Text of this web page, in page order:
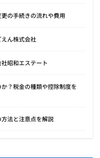
の手続きの流れや費用
ん株式会社
昭和エステート
？税金の種類や控除制度を
法と注意点を解説